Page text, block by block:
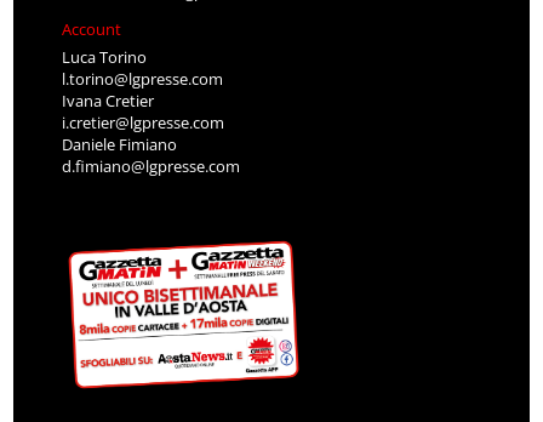
Account
Luca Torino
l.torino@lgpresse.com
Ivana Cretier
i.cretier@lgpresse.com
Daniele Fimiano
d.fimiano@lgpresse.com